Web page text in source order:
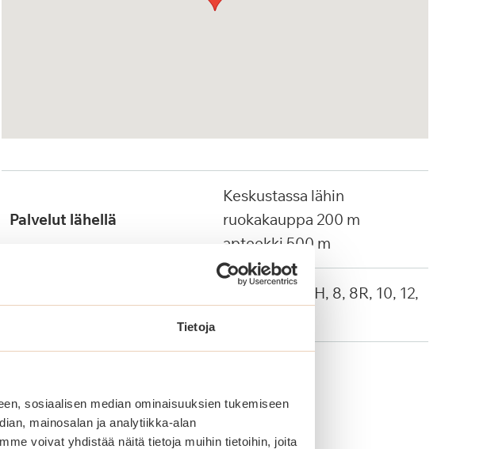
Tietoja
sosiaalisen median ominaisuuksien tukemiseen
mainosalan ja analytiikka-alan
voivat yhdistää näitä tietoja muihin tietoihin, joita
Palvelut lähellä
Keskustassa lähin
ruokakauppa 200 m
apteekki 500 m
Julkinen liikenne
Linja-autot: 4H, 8, 8R, 10, 12,